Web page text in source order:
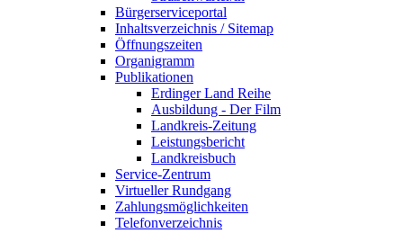
Bürgerserviceportal
Inhaltsverzeichnis / Sitemap
Öffnungszeiten
Organigramm
Publikationen
Erdinger Land Reihe
Ausbildung - Der Film
Landkreis-Zeitung
Leistungsbericht
Landkreisbuch
Service-Zentrum
Virtueller Rundgang
Zahlungsmöglichkeiten
Telefonverzeichnis